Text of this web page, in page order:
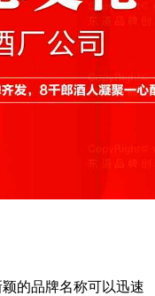
的品牌名称可以迅速